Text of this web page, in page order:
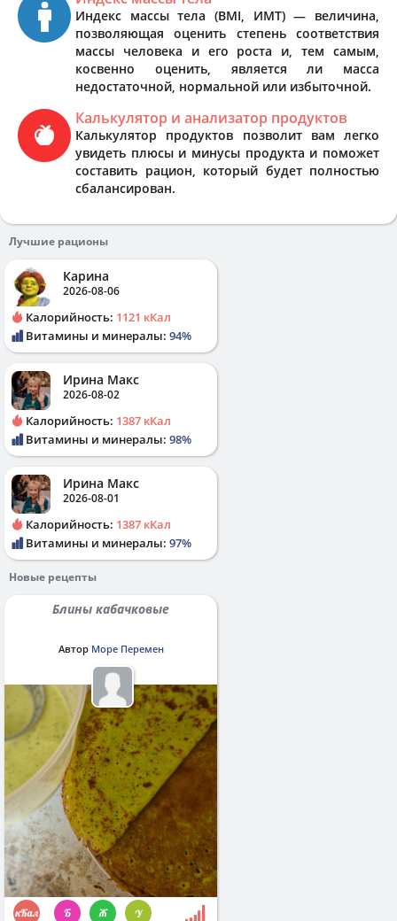
Индекс массы тела (BMI, ИМТ) — величина,
позволяющая оценить степень соответствия
массы человека и его роста и, тем самым,
косвенно оценить, является ли масса
недостаточной, нормальной или избыточной.
Калькулятор и анализатор продуктов
Калькулятор продуктов позволит вам легко
увидеть плюсы и минусы продукта и поможет
составить рацион, который будет полностью
сбалансирован.
Лучшие рационы
Карина
2026-08-06
Калорийность: 1121 кКал
Витамины и минералы: 94%
Ирина Макс
2026-08-02
Калорийность: 1387 кКал
Витамины и минералы: 98%
Ирина Макс
2026-08-01
Калорийность: 1387 кКал
Витамины и минералы: 97%
Новые рецепты
Блины кабачковые
Автор Море Перемен